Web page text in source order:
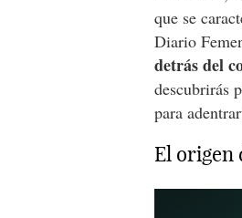
que se
Diario
detrás del
descubrirás
para
El origen